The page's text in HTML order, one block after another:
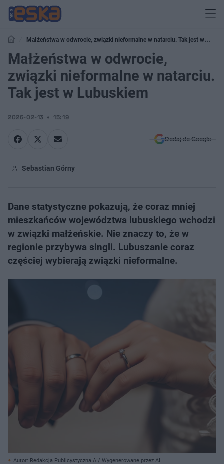
Małżeństwa w odwrocie, związki nieformalne w natarciu. Tak jest w
Lubuskiem
Małżeństwa w odwrocie,
związki nieformalne w natarciu.
Tak jest w Lubuskiem
2026-02-13 15:19
Dodaj do Google
Sebastian Górny
Dane statystyczne pokazują, że coraz mniej
mieszkańców województwa lubuskiego wchodzi
w związki małżeńskie. Nie znaczy to, że w
regionie przybywa singli. Lubuszanie coraz
częściej wybierają związki nieformalne.
Autor: Redakcja Publicystyczna AI/ Wygenerowane przez AI